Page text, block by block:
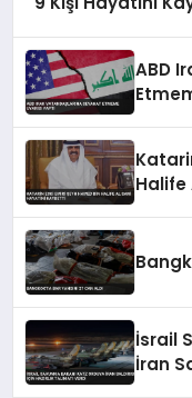
ABD
İsrail
İran